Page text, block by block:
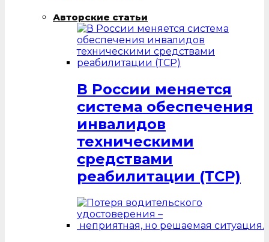
Авторские статьи
В России меняется
система обеспечения
инвалидов
техническими
средствами
реабилитации (ТСР)